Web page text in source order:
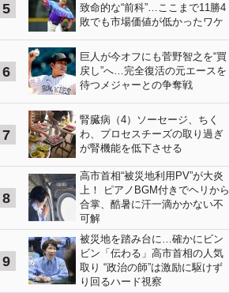
5
致命的な“前科”…ここまで11勝4
敗でも市場価値が低かったワケ
6
巨人が今オフにも菅野智之を“買
戻し”へ…完全復活の元エースを
待つメジャーとの争奪戦
7
腎臓病（4）ソーセージ、ちく
わ、プロセスチーズの取り過ぎ
が腎機能を低下させる
8
高市首相“被災地利用PV”が大炎
上！ ピアノBGM付きでヘリから
合掌、酷暑に汗一滴かかない不
可解
9
被災地を踏み台に…確かにビン
ビン「伝わる」高市首相の人気
取り “政治の師”は激励に駆けず
り回るハード視察